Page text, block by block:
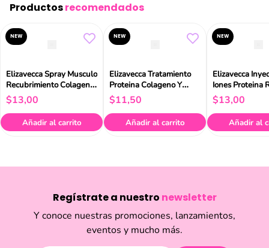
Productosrecomendados
NEW
Elizavecca Spray Musculo
Recubrimiento Colageno
A+ 250ml
$13,00
Añadir al carrito
NEW
Elizavecca Tratamiento
Proteina Colageno Y
Ceramidas 100ml
$11,50
Añadir al carrito
NEW
Elizavecca
Iones Proteina
Colageno 50ml
$13,00
Añadir al
Regístrate a nuestro newsletter
Y conoce nuestras promociones, lanzamientos,
eventos y mucho más.